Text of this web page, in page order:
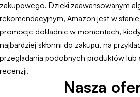
zakupowego. Dzięki zaawansowanym
rekomendacyjnym, Amazon jest w
promocje dokładnie w momentach,
najbardziej skłonni do zakupu, na
przeglądania podobnych produktów lub
recenzji.
Nasza